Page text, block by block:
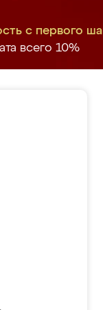
с первого
всего 10%